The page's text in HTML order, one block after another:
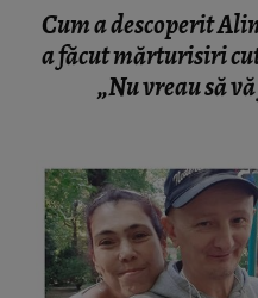
Cum a descoperit
a făcut mărturisiri
„Nu vreau să